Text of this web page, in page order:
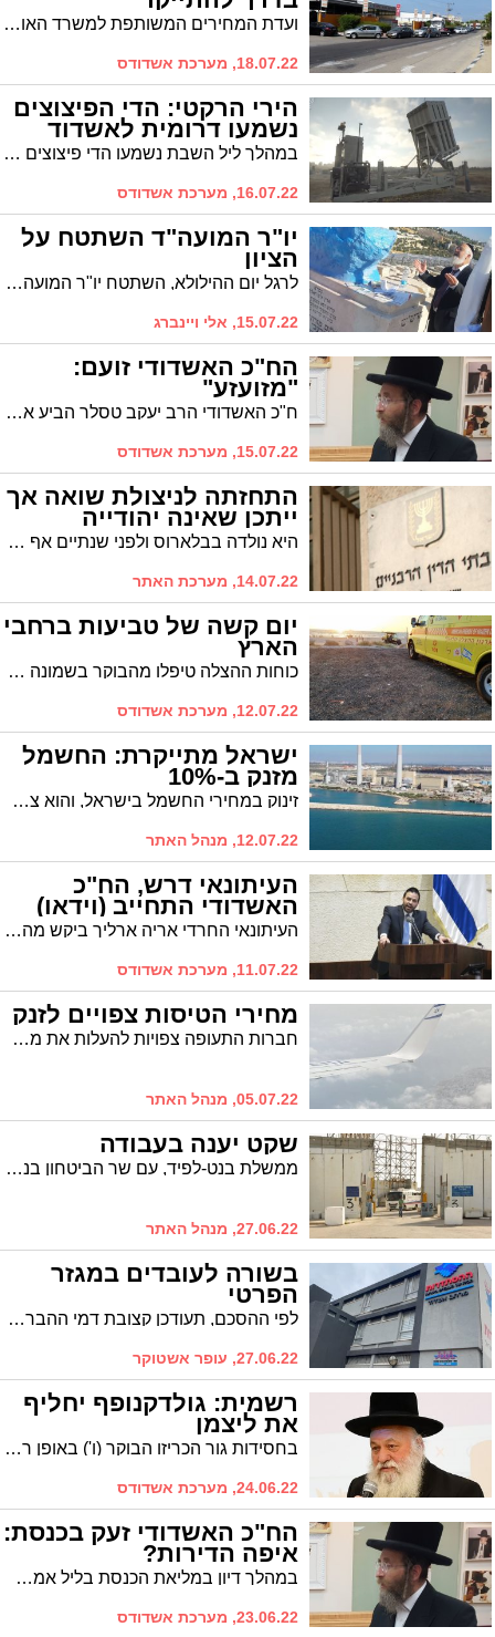
ועדת המחירים המשותפת למשרד האוצר והתחבורה העבירה לחתימת השרים המלצה לייקר את מבחן הרישוי השנתי ל-112 שקל, ושורה של אגרות נוספות ב-27%. שרת התחבורה אמרה שתבחן את נחיצות העלאת המחיר. שר האוצר הודיע שלא יחתום על הצו
18.07.22, מערכת אשדודס
הירי הרקטי: הדי הפיצוצים
נשמעו דרומית לאשדוד
במהלך ליל השבת נשמעו הדי פיצוצים באשדוד בעקבות שיגור רקטות לעיר השכנה אשקלון. אזעקות נשמעו באשקלון ובמרחב עוטף עזה, וזוהו שני שיגורים. שיגור אחד יורט, השיגור השני נפל בשטח פתוח
16.07.22, מערכת אשדודס
יו"ר המועה"ד השתטח על
הציון
לרגל יום ההילולא, השתטח יו"ר המועה"ד על ציון הצדיק בהר הזיתים. "התפללתי לישועת עם ישראל"
15.07.22, אלי ויינברג
הח"כ האשדודי זועם:
"מזועזע"
ח"כ האשדודי הרב יעקב טסלר הביע אמש מחאתו נגד אלימות המשטרה שהופגנה לאורך יום האתמול כלפי מתפללים בציון ה'אור החיים' . "לא נתפס שאזרחים תמימים נדרשים לחטוף מכות, להיסחב בבוטות ובהשפלה, ללא כל סיבה ראויה"
15.07.22, מערכת אשדודס
התחזתה לניצולת שואה אך
ייתכן שאינה יהודייה
היא נולדה בבלארוס ולפני שנתיים אף הצליחה לשכנע את בית המשפט לענייני משפחה באשדוד לתקן את גילה על מנת שתוכל לקבל קצבה כניצולת שואה, אלא שמחוות דעת חדשה עולה כעת כי ייתכן ואיננה יהודייה כלל
14.07.22, מערכת האתר
יום קשה של טביעות ברחבי
הארץ
כוחות ההצלה טיפלו מהבוקר בשמונה טובעים ברחבי הארץ - האירוע האחרון הוא סמוך לשעה 22:00 בחוף פלמחים, שם מבצעים כוחות ההצלה החייאה בשני טובעים. כל אירועי הטביעה מהבוקר ברחבי הארץ
12.07.22, מערכת אשדודס
ישראל מתייקרת: החשמל
מזנק ב-10%
זינוק במחירי החשמל בישראל, והוא צפוי לעלות בחודש אוגוסט בכ-10 אחוזים. הזינוק במחירי החשמל צפוי להביא לגל התייקרויות במשק בתחומים נוספים והצפי הוא לעלייה משמעותית גם במחירי המים
12.07.22, מנהל האתר
העיתונאי דרש, הח"כ
האשדודי התחייב (וידאו)
העיתונאי החרדי אריה ארליך ביקש מהח"כ האשדודי ינון אזולאי לקבל את תוכניתיו לכנסת הבאה. אזולאי: "אדרוש ואפעל לגבי מס החד פעמי לבטל אותו"
11.07.22, מערכת אשדודס
מחירי הטיסות צפויים לזנק
חברות התעופה צפויות להעלות את מחירי הטיסות, זאת בעקבות עליה של 10% במחיר הדלק הסילוני
05.07.22, מנהל האתר
שקט יענה בעבודה
ממשלת בנט-לפיד, עם שר הביטחון בני גנץ הפסיקו את מזוודות הכסף ובמקום יצרו סיסמה חדשה: שקט ייענה בתעסוקה.
27.06.22, מנהל האתר
בשורה לעובדים במגזר
הפרטי
לפי ההסכם, תעודכן קצובת דמי ההבראה לעובדים ל-400 שקל ליום לעומת 378 שקל לכלל המשק כיום, תוספת שיכולה להגיע ל-220 שקל לעובד. בפנייה לממונה הראשית על יחסי עבודה מבקשים הצדדים להרחיב את ההסכם לכלל המשק, כך שיחול על כלל העובדים והמעסיקים
27.06.22, עופר אשטוקר
רשמית: גולדקנופף יחליף
את ליצמן
בחסידות גור הכריזו הבוקר (ו') באופן רשמי כי הרב יצחק גולדקנופף, שניהל בעבר את מאבקי השבת באשדוד, הוא המועמד להחליפו בבחירות הקרובות.
24.06.22, מערכת אשדודס
הח"כ האשדודי זעק בכנסת:
איפה הדירות?
במהלך דיון במליאת הכנסת בליל אמש זעק הח"כ האשדודי הרב יעקב טסלר בדיון שיזם על מצוקת מחירי השכירות את זעקתם של הזוגות הצעירים. "בזמן שהממשלה הרעה הזו הולכת הביתה, לזוגות הצעירים אין כלל בית לחזור אליו"
23.06.22, מערכת אשדודס